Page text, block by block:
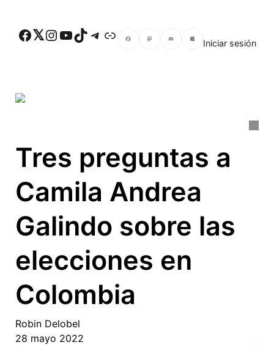
Facebook Twitter Instagram YouTube TikTok Telegram Enlace
Iniciar sesión
Tres preguntas a
Camila Andrea
Galindo sobre las
elecciones en
Colombia
Robin Delobel
28 mayo 2022